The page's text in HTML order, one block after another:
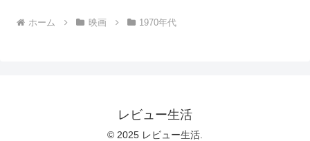
ホーム 映画 1970年代
レビュー生活
© 2025 レビュー生活.